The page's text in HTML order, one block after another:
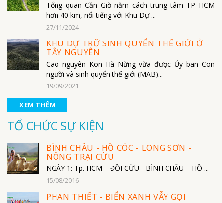
Tổng quan Cần Giờ nằm cách trung tâm TP HCM
hơn 40 km, nổi tiếng với Khu Dự ...
27/11/2024
KHU DỰ TRỮ SINH QUYỂN THẾ GIỚI Ở
TÂY NGUYÊN
Cao nguyên Kon Hà Nừng vừa được Ủy ban Con
người và sinh quyển thế giới (MAB)...
19/09/2021
XEM THÊM
TỔ CHỨC SỰ KIỆN
BÌNH CHÂU - HỒ CÓC - LONG SƠN -
NÔNG TRẠI CỪU
NGÀY 1: Tp. HCM – ĐỒI CỪU - BÌNH CHÂU – HỒ ...
15/08/2016
PHAN THIẾT - BIỂN XANH VẪY GỌI